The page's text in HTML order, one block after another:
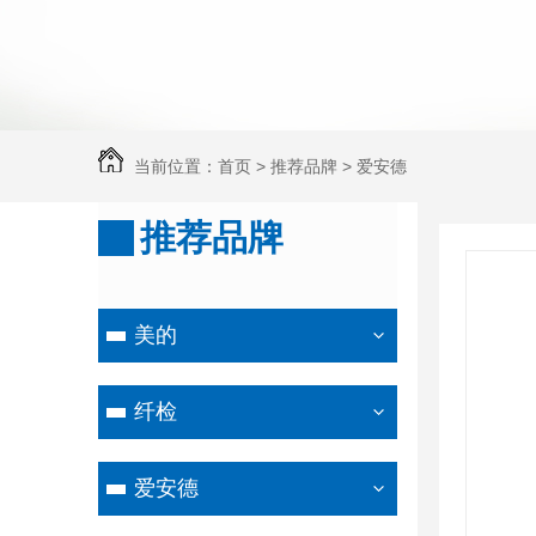
当前位置： 首页 > 推荐品牌 > 爱安德
推荐品牌
美的
纤检
爱安德